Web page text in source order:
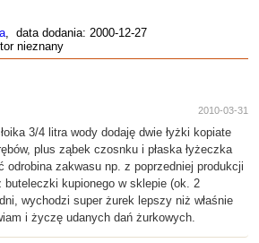
, data dodania: 2000-12-27
nieznany
2010-03-31
3/4 litra wody dodaję dwie łyżki kopiate
plus ząbek czosnku i płaska łyżeczka
zakwasu np. z poprzedniej produkcji
buteleczki kupionego w sklepie (ok. 2
wychodzi super żurek lepszy niż właśnie
i życzę udanych dań żurkowych.